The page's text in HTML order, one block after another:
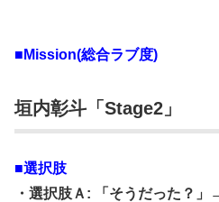
■Mission(総合ラブ度)
垣内彰斗「Stage2」
■選択肢
・選択肢Ａ: 「そうだった？」